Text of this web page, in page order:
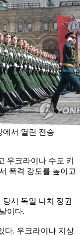
에서 열린 전승
우크라이나 수도 키
폭격 강도를 높이고
시 독일 나치 정권
이다.
다. 우크라이나 지상